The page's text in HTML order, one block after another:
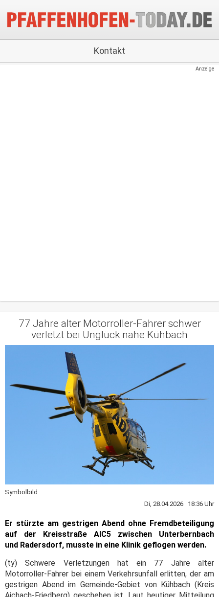
Kontakt
Anzeige
77 Jahre alter Motorroller-Fahrer schwer
verletzt bei Unglück nahe Kühbach
Symbolbild.
Di, 28.04.2026 18:36 Uhr
Er stürzte am gestrigen Abend ohne Fremdbeteiligung
auf der Kreisstraße AIC5 zwischen Unterbernbach
und Radersdorf, musste in eine Klinik geflogen werden.
(ty) Schwere Verletzungen hat ein 77 Jahre alter
Motorroller-Fahrer bei einem Verkehrsunfall erlitten, der am
gestrigen Abend im Gemeinde-Gebiet von Kühbach (Kreis